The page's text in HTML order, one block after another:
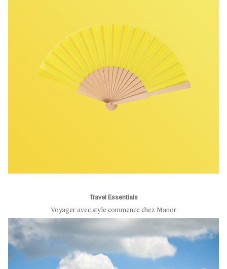
Travel Essentials
Voyager avec style commence chez Manor